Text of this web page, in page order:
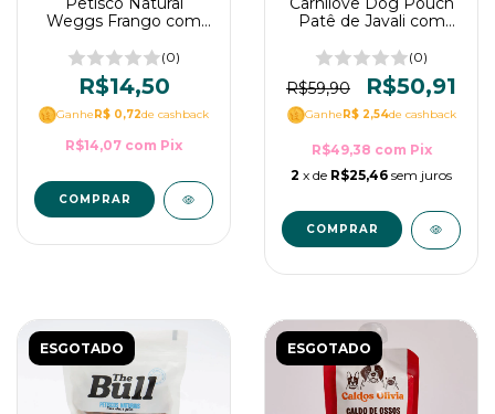
Weggs Frango com
WOW Pet Food 1un
(0)
R$14,50
GanheR$ 0,72de cashback
R$14,07 com Pix
Patê de Javali com
(0)
R$59,90 R$50,91
GanheR$ 2,54de cashback
R$49,38 com Pix
2 x de R$25,46 sem juros
ESGOTADO ESGOTADO